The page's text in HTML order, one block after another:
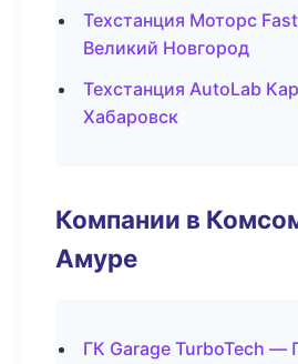
Техстанция Моторс
Великий Новгород
Техстанция AutoLab
Хабаровск
Компании в
Амуре
ГК Garage TurboTech —